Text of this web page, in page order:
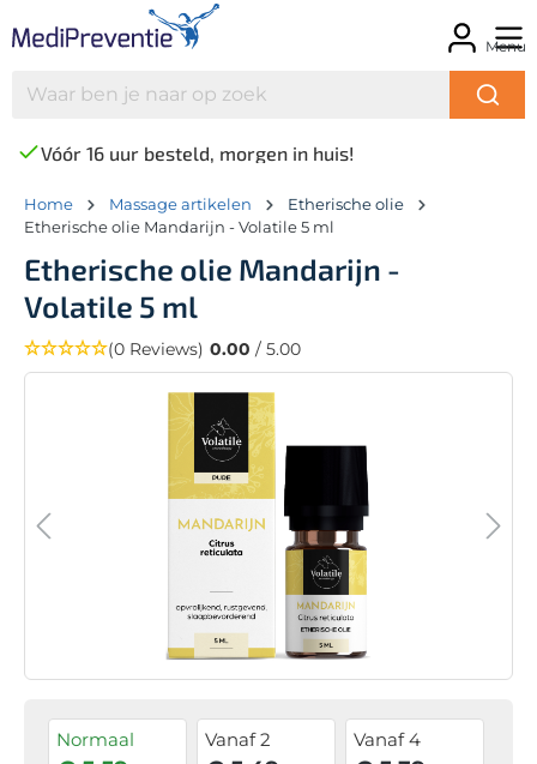
Menu
Vóór 16 uur besteld, morgen in huis!
Home Massage artikelen
Etherische olie
Etherische olie Mandarijn - Volatile 5 ml
Etherische olie Mandarijn -
Volatile 5 ml
(0 Reviews) 0.00 / 5.00
Normaal Vanaf 2 Vanaf 4